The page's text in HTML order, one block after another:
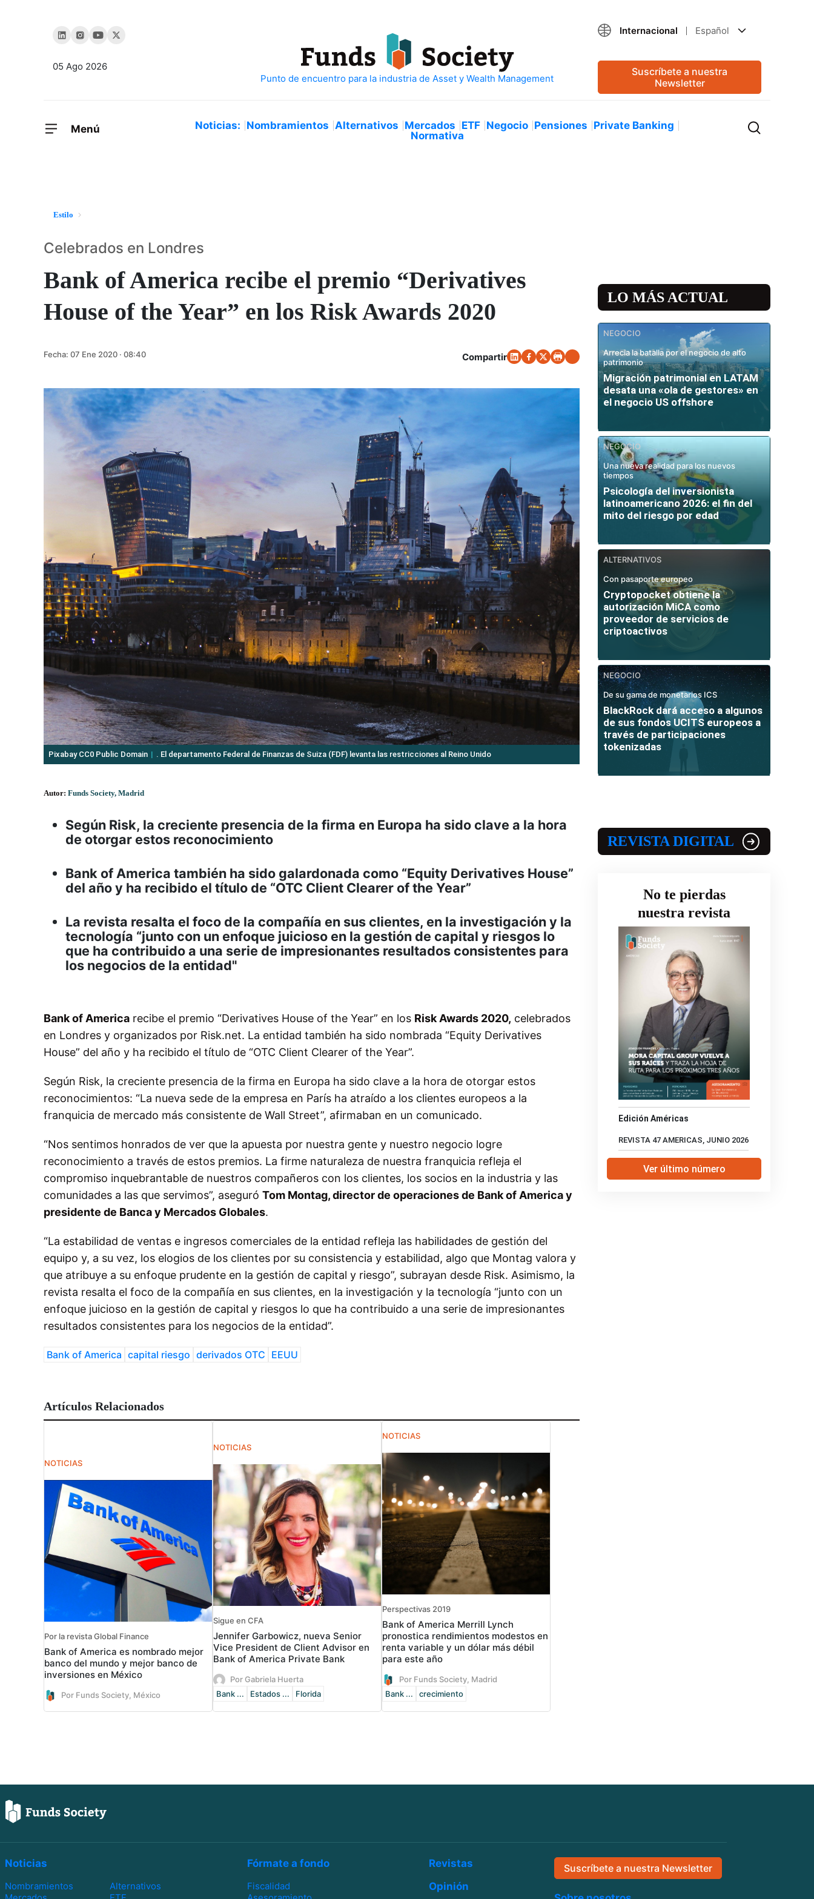
05 Ago 2026
Internacional Español
Suscríbete a nuestra
Newsletter
Menú Noticias: Nombramientos Alternativos Mercados ETF Negocio Pensiones Private Banking
Normativa
Estilo
Bank of America recibe el premio “Derivatives
House of the Year” en los Risk Awards 2020
Celebrados en Londres
Fecha: 07 Ene 2020 · 08:40 Compartir
Pixabay CC0 Public Domain . El departamento Federal de Finanzas de Suiza (FDF) levanta las restricciones al Reino Unido
Autor: Funds Society, Madrid
Según Risk, la creciente presencia de la firma en Europa ha sido clave a la hora
de otorgar estos reconocimiento
Bank of America también ha sido galardonada como “Equity Derivatives House”
del año y ha recibido el título de “OTC Client Clearer of the Year”
La revista resalta el foco de la compañía en sus clientes, en la investigación y la
tecnología “junto con un enfoque juicioso en la gestión de capital y riesgos lo
que ha contribuido a una serie de impresionantes resultados consistentes para
los negocios de la entidad"
Bank of America recibe el premio “Derivatives House of the Year” en los Risk Awards 2020, celebrados
en Londres y organizados por Risk.net. La entidad también ha sido nombrada “Equity Derivatives
House” del año y ha recibido el título de “OTC Client Clearer of the Year”.
Según Risk, la creciente presencia de la firma en Europa ha sido clave a la hora de otorgar estos
reconocimientos: “La nueva sede de la empresa en París ha atraído a los clientes europeos a la
franquicia de mercado más consistente de Wall Street”, afirmaban en un comunicado.
“Nos sentimos honrados de ver que la apuesta por nuestra gente y nuestro negocio logre
reconocimiento a través de estos premios. La firme naturaleza de nuestra franquicia refleja el
compromiso inquebrantable de nuestros compañeros con los clientes, los socios en la industria y las
comunidades a las que servimos”, aseguró Tom Montag, director de operaciones de Bank of America y
presidente de Banca y Mercados Globales.
“La estabilidad de ventas e ingresos comerciales de la entidad refleja las habilidades de gestión del
equipo y, a su vez, los elogios de los clientes por su consistencia y estabilidad, algo que Montag valora y
que atribuye a su enfoque prudente en la gestión de capital y riesgo”, subrayan desde Risk. Asimismo, la
revista resalta el foco de la compañía en sus clientes, en la investigación y la tecnología “junto con un
enfoque juicioso en la gestión de capital y riesgos lo que ha contribuido a una serie de impresionantes
resultados consistentes para los negocios de la entidad”.
Bank of America capital riesgo derivados OTC EEUU
Artículos Relacionados
NOTICIAS
Por la revista Global Finance
Bank of America es nombrado mejor
banco del mundo y mejor banco de
inversiones en México
Por Funds Society, México
NOTICIAS
Sigue en CFA
Jennifer Garbowicz, nueva Senior
Vice President de Client Advisor en
Bank of America Private Bank
Por Gabriela Huerta
Bank ...
Estados ... Florida
NOTICIAS
Perspectivas 2019
Bank of America Merrill Lynch
pronostica rendimientos modestos en
renta variable y un dólar más débil
para este año
Por Funds Society, Madrid
Bank ...
crecimiento
LO MÁS ACTUAL
NEGOCIO
Arrecia la batalla por el negocio de alto
patrimonio
Migración patrimonial en LATAM
desata una «ola de gestores» en
el negocio US offshore
NEGOCIO
Una nueva realidad para los nuevos
tiempos
Psicología del inversionista
latinoamericano 2026: el fin del
mito del riesgo por edad
ALTERNATIVOS
Con pasaporte europeo
Cryptopocket obtiene la
autorización MiCA como
proveedor de servicios de
criptoactivos
NEGOCIO
De su gama de monetarios ICS
BlackRock dará acceso a algunos
de sus fondos UCITS europeos a
través de participaciones
tokenizadas
REVISTA DIGITAL
No te pierdas
nuestra revista
Edición Américas
REVISTA 47 AMERICAS, JUNIO 2026
Ver último número
Noticias
Nombramientos
Alternativos
Fórmate a fondo
Fiscalidad
Revistas
Opinión
Suscríbete a nuestra Newsletter